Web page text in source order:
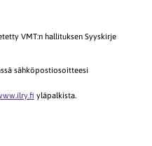
VMT:n hallituksen Syyskirje
sähköpostiosoitteesi
yläpalkista.